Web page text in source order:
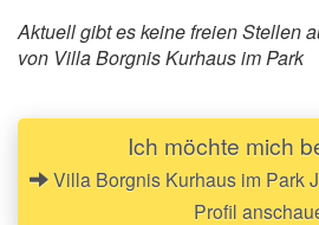
Aktuell gibt es keine freien Stellen
von Villa Borgnis Kurhaus im Park
Ich möchte mich
Villa Borgnis Kurhaus im Park
Profil